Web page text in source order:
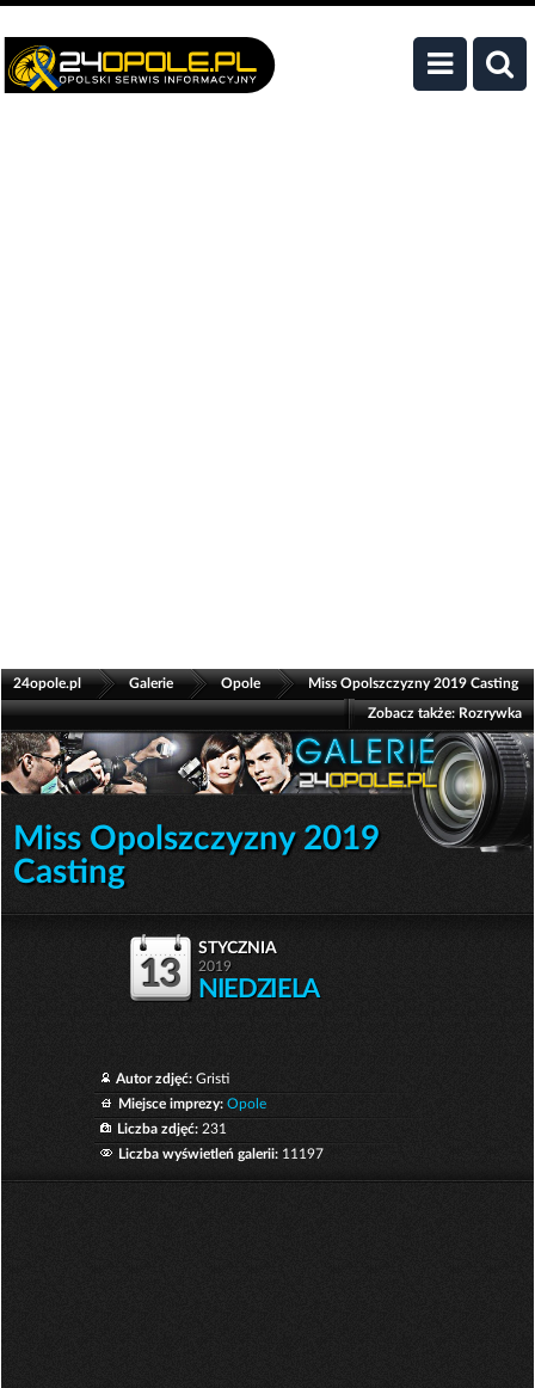
24opole.pl Galerie Opole Miss Opolszczyzny 2019 Casting
Zobacz także:Rozrywka
Miss Opolszczyzny 2019
Casting
13
stycznia
2019
NIEDZIELA
Autor zdjęć: Gristi
Miejsce imprezy: Opole
Liczba zdjęć: 231
Liczba wyświetleń galerii: 11197